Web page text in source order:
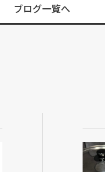
ブログ一覧へ